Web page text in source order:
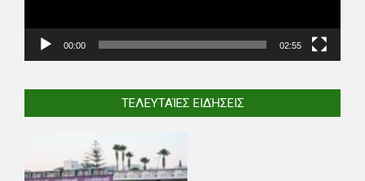
00:00 02:55
ΤΕΛΕΥΤΑΊΕΣ ΕΙΔΉΣΕΙΣ